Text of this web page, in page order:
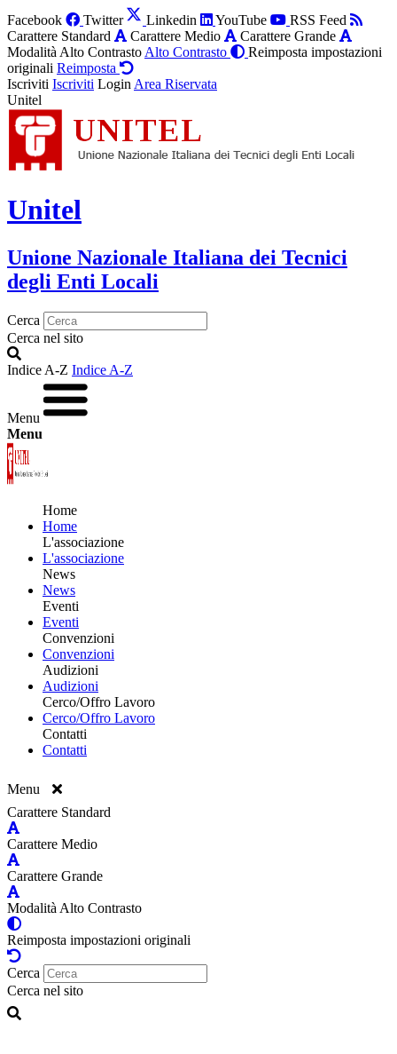
Facebook Twitter Linkedin YouTube
RSS Feed
Carattere Standard
Carattere Medio
Carattere Grande
Modalità Alto Contrasto Alto Contrasto
Reimposta impostazioni
originali Reimposta
Iscriviti Iscriviti Login Area Riservata
Unitel
Unitel
Unione Nazionale Italiana dei Tecnici
degli Enti Locali
Cerca
Cerca nel sito
Indice A-Z Indice A-Z
Menu
Menu
Home
Home
L'associazione
L'associazione
News
News
Eventi
Eventi
Convenzioni
Convenzioni
Audizioni
Audizioni
Cerco/Offro Lavoro
Cerco/Offro Lavoro
Contatti
Contatti
Menu
Carattere Standard
Carattere Medio
Carattere Grande
Modalità Alto Contrasto
Reimposta impostazioni originali
Cerca
Cerca nel sito